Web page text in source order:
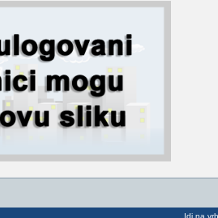
Idi na vrh